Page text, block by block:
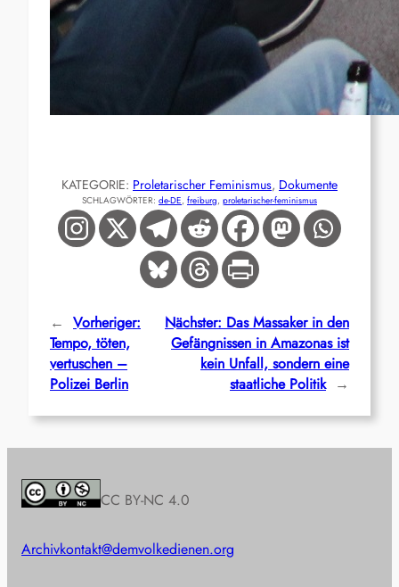
KATEGORIE: Proletarischer Feminismus, Dokumente
SCHLAGWÖRTER: de-DE, freiburg, proletarischer-feminismus
← Vorheriger:
Tempo, töten,
vertuschen –
Polizei Berlin
Nächster: Das Massaker in den
Gefängnissen in Amazonas ist
kein Unfall, sondern eine
staatliche Politik →
CC BY-NC 4.0
Archivkontakt@demvolkedienen.org